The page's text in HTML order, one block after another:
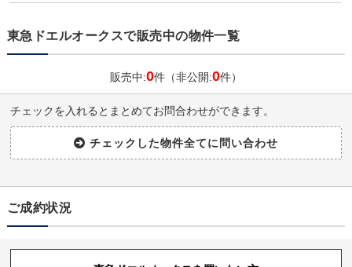
東急ドエルオークスで販売中の物件一覧
販売中:0件（非公開:0件）
チェックを入れるとまとめてお問合わせができます。
ご成約状況